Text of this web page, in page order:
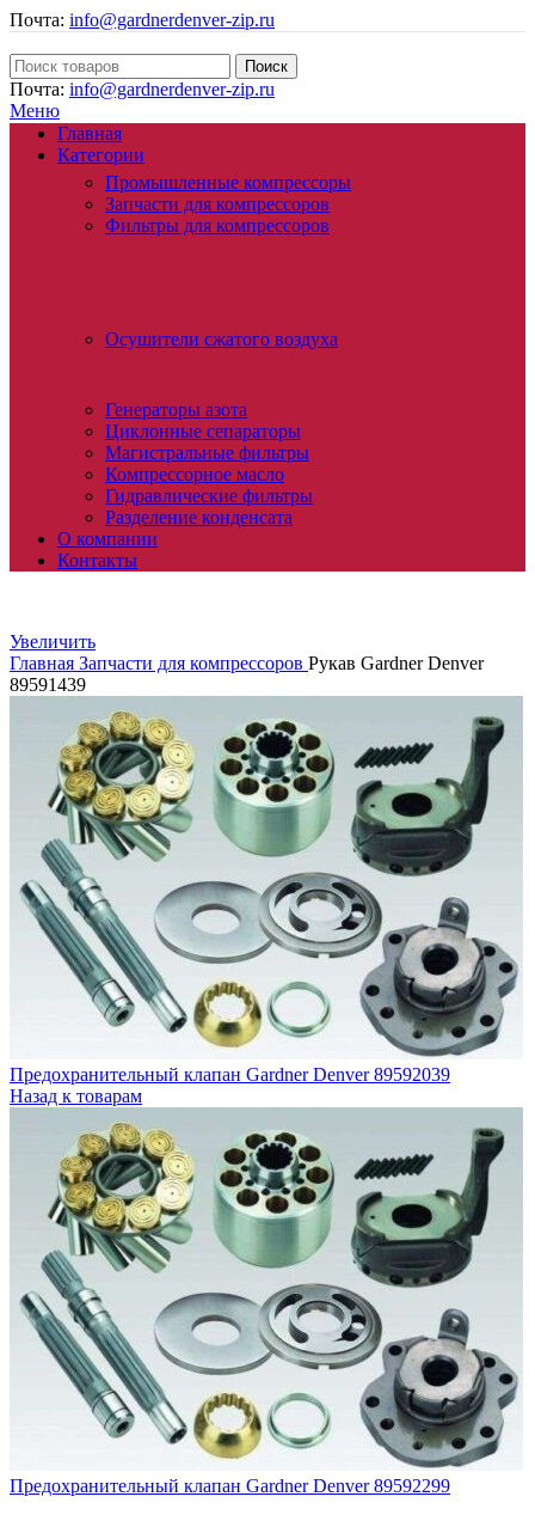
Почта: info@gardnerdenver-zip.ru
Поиск
Почта: info@gardnerdenver-zip.ru
Меню
Главная
Категории
Промышленные компрессоры
Запчасти для компрессоров
Фильтры для компрессоров
Осушители сжатого воздуха
Генераторы азота
Циклонные сепараторы
Магистральные фильтры
Компрессорное масло
Гидравлические фильтры
Разделение конденсата
О компании
Контакты
Увеличить
Главная Запчасти для компрессоров Рукав Gardner Denver
89591439
Предохранительный клапан Gardner Denver 89592039
Назад к товарам
Предохранительный клапан Gardner Denver 89592299